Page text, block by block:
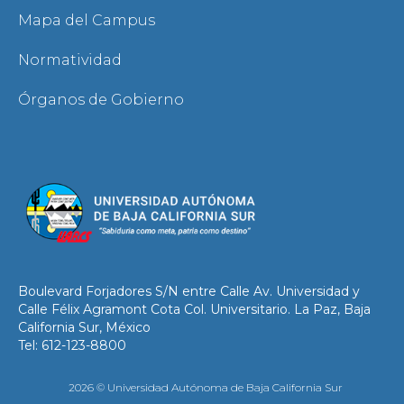
Mapa del Campus
Normatividad
Órganos de Gobierno
Boulevard Forjadores S/N entre Calle Av. Universidad y
Calle Félix Agramont Cota Col. Universitario. La Paz, Baja
California Sur, México
Tel: 612-123-8800
2026 © Universidad Autónoma de Baja California Sur